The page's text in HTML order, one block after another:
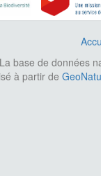
base de données
à partir de